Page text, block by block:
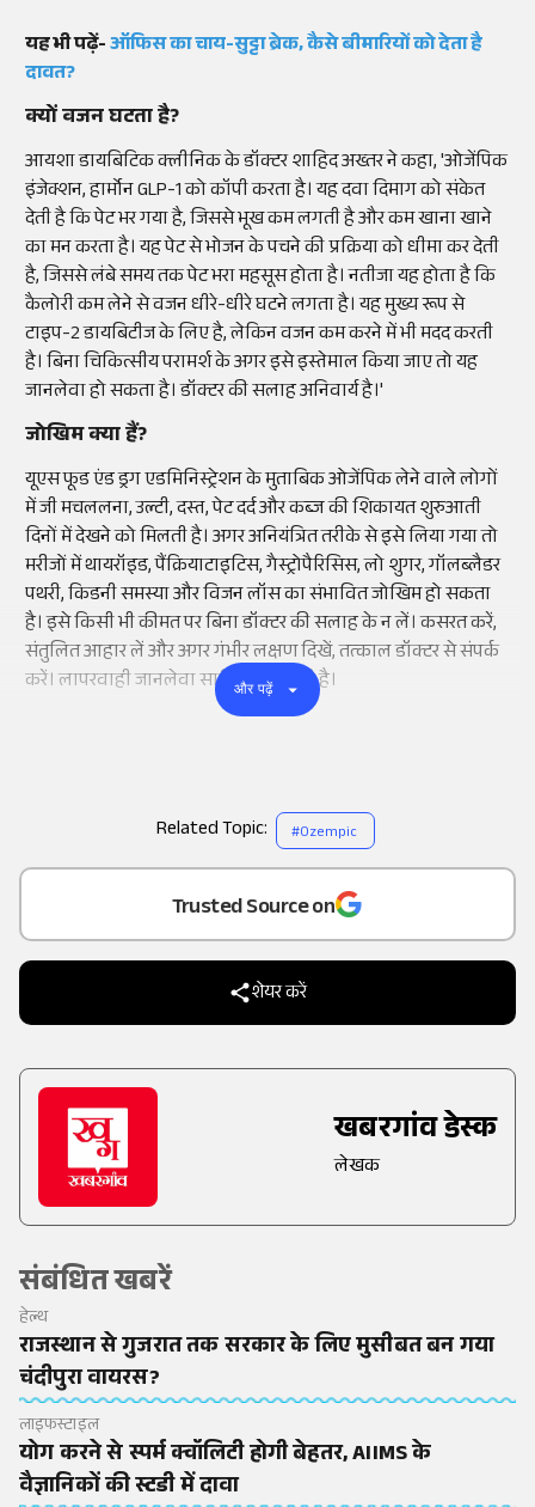
as a
Trusted Source on
शेयर करें
खबरगांव डेस्क
लेखक
संबंधित खबरें
हेल्थ
राजस्थान से गुजरात तक सरकार के लिए मुसीबत बन गया
चंदीपुरा वायरस?
लाइफस्टाइल
योग करने से स्पर्म क्वॉलिटी होगी बेहतर, AIIMS के
वैज्ञानिकों की स्टडी में दावा
यह भी पढ़ें-ऑफिस का चाय-सुट्टा ब्रेक, कैसे बीमारियों को देता है
दावत?
क्यों वजन घटता है?
आयशा डायबिटिक क्लीनिक के डॉक्टर शाहिद अख्तर ने कहा, 'ओजेंपिक
इंजेक्शन, हार्मोन GLP-1 को कॉपी करता है। यह दवा दिमाग को संकेत
देती है कि पेट भर गया है, जिससे भूख कम लगती है और कम खाना खाने
का मन करता है। यह पेट से भोजन के पचने की प्रक्रिया को धीमा कर देती
है, जिससे लंबे समय तक पेट भरा महसूस होता है। नतीजा यह होता है कि
कैलोरी कम लेने से वजन धीरे-धीरे घटने लगता है। यह मुख्य रूप से
टाइप-2 डायबिटीज के लिए है, लेकिन वजन कम करने में भी मदद करती
है। बिना चिकित्सीय परामर्श के अगर इसे इस्तेमाल किया जाए तो यह
जानलेवा हो सकता है। डॉक्टर की सलाह अनिवार्य है।'
जोखिम क्या हैं?
यूएस फूड एंड ड्रग एडमिनिस्ट्रेशन के मुताबिक ओजेंपिक लेने वाले लोगों
में जी मचललना, उल्टी, दस्त, पेट दर्द और कब्ज की शिकायत शुरुआती
दिनों में देखने को मिलती है। अगर अनियंत्रित तरीके से इसे लिया गया तो
मरीजों में थायरॉइड, पैंक्रियाटाइटिस, गैस्ट्रोपैरिसिस, लो शुगर, गॉलब्लैडर
पथरी, किडनी समस्या और विजन लॉस का संभावित जोखिम हो सकता
है। इसे किसी भी कीमत पर बिना डॉक्टर की सलाह के न लें। कसरत करें,
संतुलित आहार लें और अगर गंभीर लक्षण दिखें, तत्काल डॉक्टर से संपर्क
करें। लापरवाही जानलेवा साबित हो सकती है।
और पढ़ें
Related Topic: #Ozempic